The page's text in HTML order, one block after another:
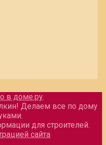
в доме.ру.
Делаем все по дому
для строителей.
сайта